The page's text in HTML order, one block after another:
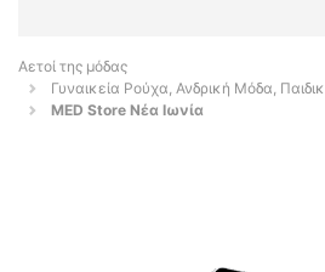
Αετοί της μόδας
Γυναικεία Ρούχα, Ανδρική Μόδα,
MED Store Νέα Ιωνία